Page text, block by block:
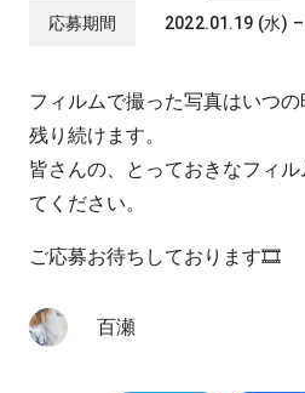
応募期間 2022.01.19 (水)
フィルムで撮った写真はいつの
残り続けます。
皆さんの、とっておきなフィ
てください。
ご応募お待ちしております🎞
百瀬